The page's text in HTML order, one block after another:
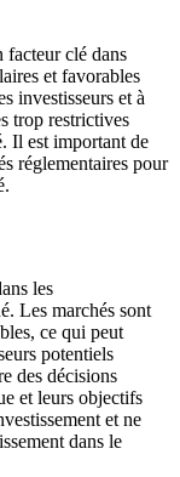
facteur clé dans
et favorables
investisseurs et à
trop restrictives
Il est important de
réglementaires pour
les
Les marchés sont
ce qui peut
potentiels
des décisions
et leurs objectifs
et ne
dans le